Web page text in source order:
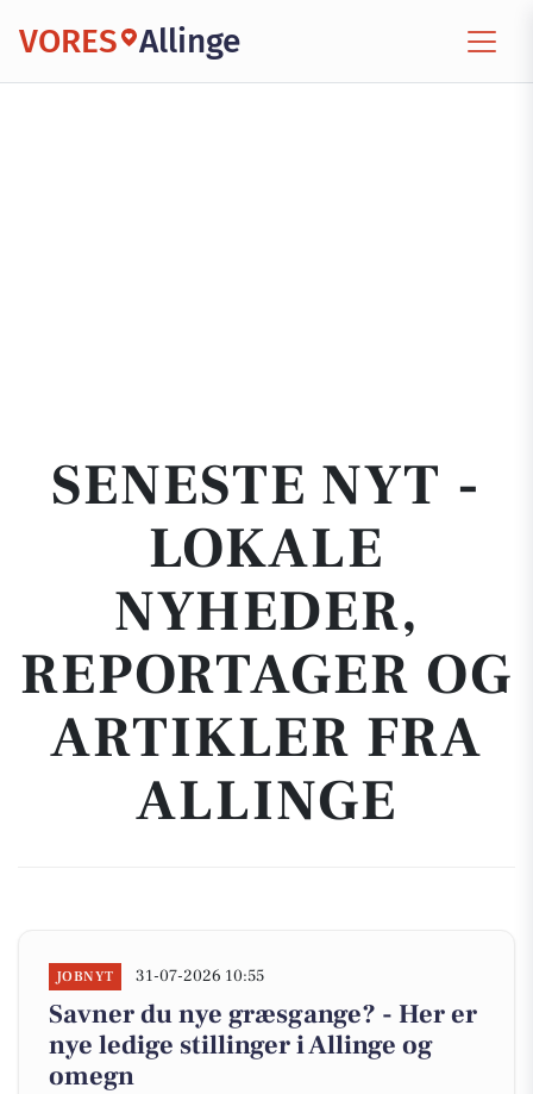
VORES Allinge
SENESTE NYT -
LOKALE
NYHEDER,
REPORTAGER OG
ARTIKLER FRA
ALLINGE
JOBNYT 31-07-2026 10:55
Savner du nye græsgange? - Her er
nye ledige stillinger i Allinge og
omegn